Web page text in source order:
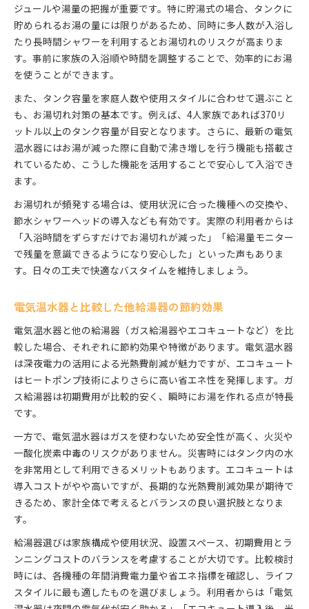
ジュールや湯量の把握が重要です。特に貯湯式の場合、タンクに
貯められるお湯の量には限りがあるため、同時に多人数が入浴し
たり長時間シャワーを利用するとお湯切れのリスクが高まりま
す。事前に家族の入浴順や時間を調整することで、効率的にお湯
を使うことができます。
また、タンク容量を家庭人数や使用スタイルに合わせて選ぶこと
も、お湯切れ対策の基本です。例えば、4人家族であれば370リ
ットル以上のタンク容量が目安となります。さらに、最新の電気
温水器にはお湯が減った際に自動で沸き増しを行う機能も搭載さ
れているため、こうした機能を活用することで安心して入浴でき
ます。
お湯切れが頻発する場合は、使用状況に合った機種への交換や、
節水シャワーヘッドの導入なども有効です。実際の利用者からは
「入浴時間をずらすだけでお湯切れが減った」「給湯量モニター
で残量を意識できるようになり安心した」といった声もありま
す。日々の工夫で快適なバスタイムを維持しましょう。
電気温水器と比較した他給湯器の節約効果
電気温水器と他の給湯器（ガス給湯器やエコキュートなど）を比
較した場合、それぞれに節約効果や特徴があります。電気温水器
は深夜電力の活用による光熱費削減が魅力ですが、エコキュート
はヒートポンプ技術によりさらに高い省エネ性を発揮します。ガ
ス給湯器は初期費用が比較的安く、瞬時にお湯を作れる点が特長
です。
一方で、電気温水器はガスを使わないため安全性が高く、火災や
一酸化炭素中毒のリスクがありません。災害時にはタンク内の水
を非常用として利用できるメリットもあります。エコキュートは
導入コストがやや高いですが、長期的な光熱費削減効果が期待で
きるため、家計全体で考えるとバランスの良い選択肢となりま
す。
給湯器選びは家族構成や使用状況、設置スペース、初期費用とラ
ンニングコストのバランスを考慮することが大切です。比較検討
時には、各機種の年間消費電力量や省エネ指標を確認し、ライフ
スタイルに最も適したものを選びましょう。利用者からは「電気